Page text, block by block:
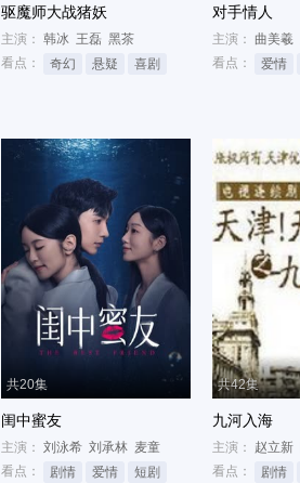
驱魔师大战猪妖
主演： 韩冰 王磊 黑茶
看点：
奇幻 悬疑 喜剧
对手情人
主演： 曲美羲
看点：
爱情
共20集
闺中蜜友
主演： 刘泳希 刘承林 麦童
看点：
剧情 爱情 短剧
共42集
九河入海
主演： 赵立新
看点：
剧情